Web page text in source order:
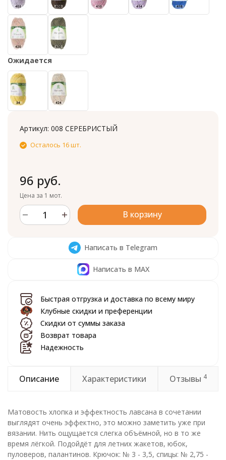
Ожидается
Артикул: 008 СЕРЕБРИСТЫЙ
Осталось 16 шт.
96 руб.
Цена за 1 мот.
В корзину
Написать в Telegram
Написать в MAX
Быстрая отгрузка и доставка по всему миру
Клубные скидки и преференции
Скидки от суммы заказа
Возврат товара
Надежность
Описание Характеристики Отзывы 4
Матовость хлопка и эффектность лавсана в сочетании
выглядят очень эффектно, это можно заметить уже при
вязании. Нить ощущается слегка объёмной, но в то же
время лёгкой. Подойдёт для летних жакетов, юбок,
пуловеров, палантинов. Крючок: № 3 - 3,5, спицы: № 2,75 -